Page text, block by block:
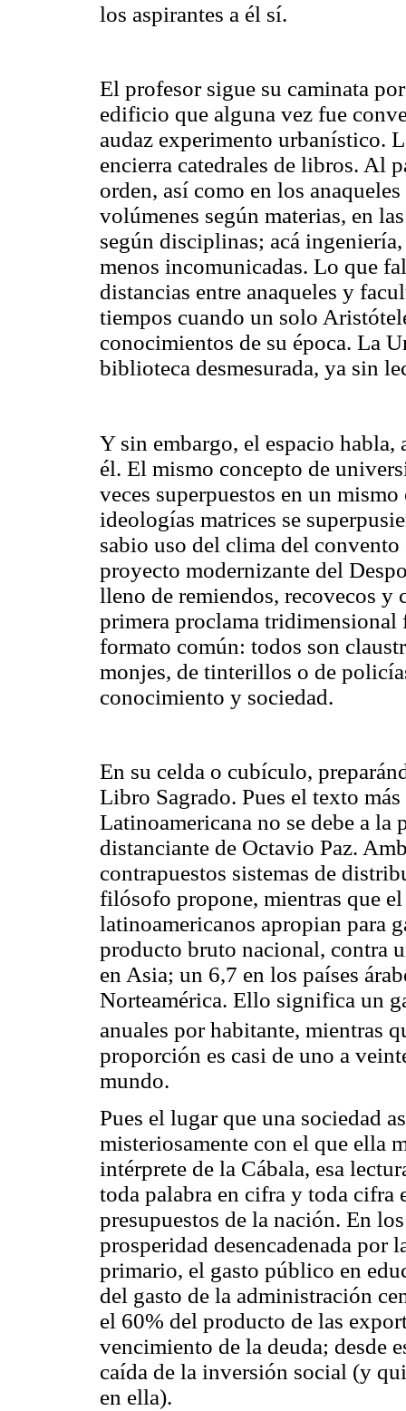
los aspirantes a él sí.
El profesor sigue su caminata
edificio que alguna vez fue
audaz experimento urbanístico.
encierra catedrales de libros. Al
orden, así como en los
volúmenes según materias, en
según disciplinas; acá
menos incomunicadas. Lo que
distancias entre anaqueles y
tiempos cuando un solo
conocimientos de su época. La
biblioteca desmesurada, ya sin
Y sin embargo, el espacio habla,
él. El mismo concepto de
veces superpuestos en un
ideologías matrices se
sabio uso del clima del
proyecto modernizante del
lleno de remiendos, recovecos y
primera proclama tridimensional
formato común: todos son
monjes, de tinterillos o de
conocimiento y sociedad.
En su celda o cubículo,
Libro Sagrado. Pues el texto
Latinoamericana no se debe a
distanciante de Octavio Paz.
contrapuestos sistemas de
filósofo propone, mientras que
latinoamericanos apropian para
producto bruto nacional, contra
en Asia; un 6,7 en los países
Norteamérica. Ello significa un
anuales por habitante, mientras
proporción es casi de uno a
mundo.
Pues el lugar que una sociedad
misteriosamente con el que ella
intérprete de la Cábala, esa
toda palabra en cifra y toda cifra
presupuestos de la nación. En
prosperidad desencadenada por
primario, el gasto público en
del gasto de la administración
el 60% del producto de las
vencimiento de la deuda; desde
caída de la inversión social (y
en ella).